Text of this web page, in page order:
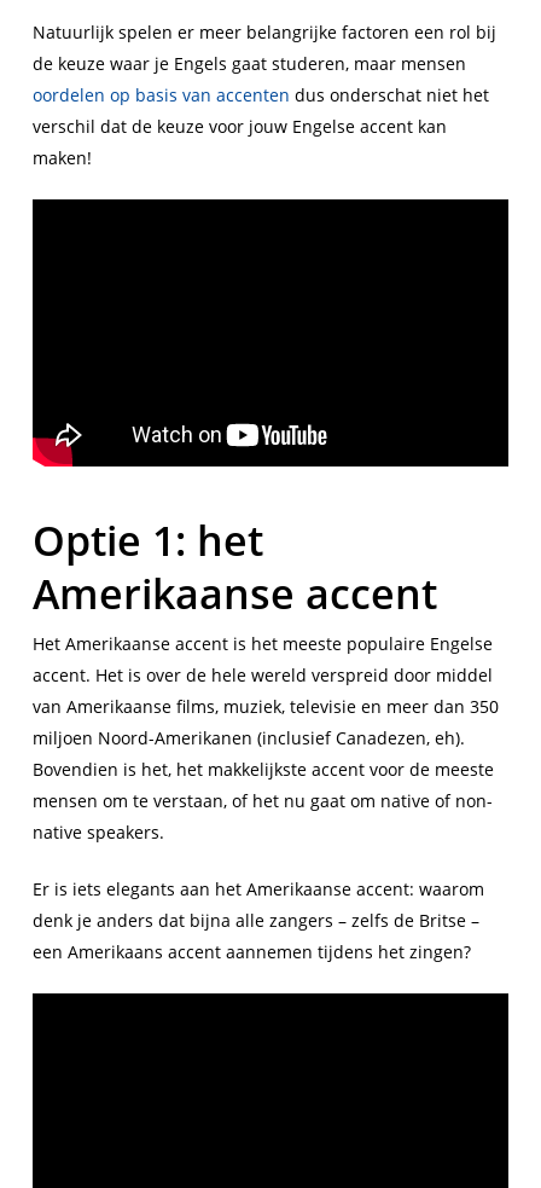
Natuurlijk spelen er meer belangrijke factoren een rol bij
de keuze waar je Engels gaat studeren, maar mensen
oordelen op basis van accenten dus onderschat niet het
verschil dat de keuze voor jouw Engelse accent kan
maken!
Optie 1: het
Amerikaanse accent
Het Amerikaanse accent is het meeste populaire Engelse
accent. Het is over de hele wereld verspreid door middel
van Amerikaanse films, muziek, televisie en meer dan 350
miljoen Noord-Amerikanen (inclusief Canadezen, eh).
Bovendien is het, het makkelijkste accent voor de meeste
mensen om te verstaan, of het nu gaat om native of non-
native speakers.
Er is iets elegants aan het Amerikaanse accent: waarom
denk je anders dat bijna alle zangers – zelfs de Britse –
een Amerikaans accent aannemen tijdens het zingen?